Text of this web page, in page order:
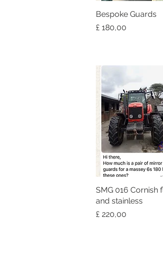
Snel
Bespoke Guards
Prijs
£ 180,00
Snel
SMG 016 Cornish
and stainless
Prijs
£ 220,00